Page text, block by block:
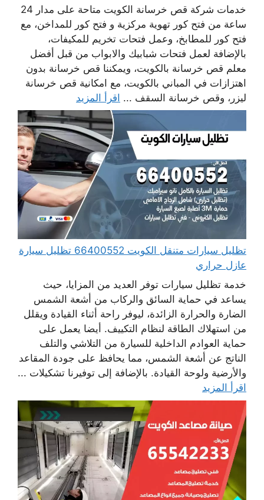
خدمات شركة قص خرسانة الكويت متاحة على مدار 24
ساعة من فتح كور تهوية مركزية و فتح كور للمداخن، مع
فتح كور للمطابخ، وعمل فتحات تخريم للمكيفات،
بالإضافة لعمل فتحات شبابيك والابواب من قبل أفضل
معلم قص خرسانة بالكويت، ويمكننا قص خرسانة بدون
اهتزازات في المباني بالكويت، مع امكانية قص خرسانة
ليزر، وقص خرسانة السقف ... اقرأ المزيد
تظليل سيارات متنقل الكويت 66400552 تظليل سيارة
عازل حراري
خدمة تظليل سيارات توفر العديد من المزايا، حيث
يساعد في حماية السائق والركاب من أشعة الشمس
الضارة والحرارة الزائدة، ليوفر راحة أثناء القيادة ويقلل
من استهلاك الطاقة لنظام التكييف. أيضا يعمل على
حماية العوادم الداخلية للسيارة من التلاشي والتلف
الناتج عن أشعة الشمس، مما يحافظ على جودة المقاعد
والأرضية ولوحة القيادة. بالإضافة إلى توفيرنا تشكيلات ...
اقرأ المزيد